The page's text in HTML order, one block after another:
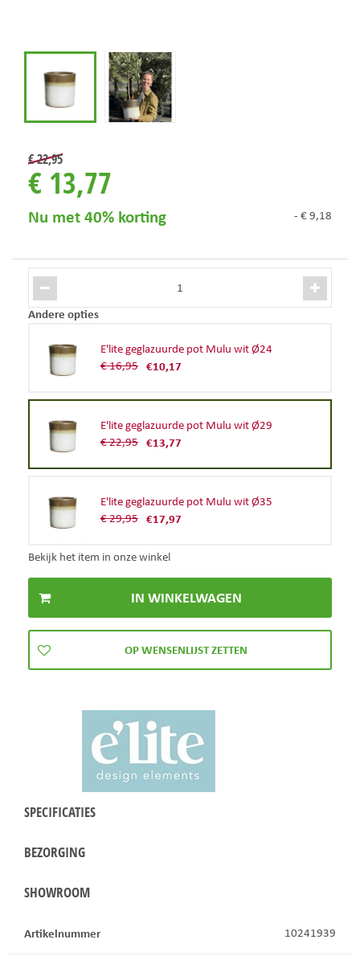
€22,95
€ 13,77
Nu met 40% korting - €9,18
Andere opties
E'lite geglazuurde pot Mulu wit Ø24
€16,95 €10,17
E'lite geglazuurde pot Mulu wit Ø29
€22,95 €13,77
E'lite geglazuurde pot Mulu wit Ø35
€29,95 €17,97
Bekijk het item in onze winkel
SPECIFICATIES
BEZORGING
SHOWROOM
Artikelnummer 10241939